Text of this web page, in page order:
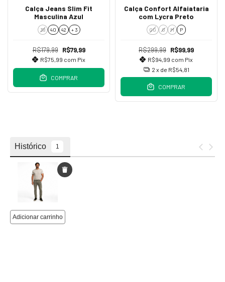
Calça Jeans Slim Fit
Masculina Azul
38 40 42 + 3
R$179,99 R$79,99
R$75,99 com Pix
COMPRAR
Calça Confort Alfaiataria
com Lycra Preto
GG G M P
R$299,99 R$99,99
R$94,99 com Pix
2 x de R$54,81
COMPRAR